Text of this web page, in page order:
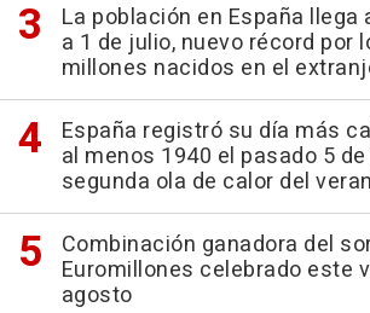
La población en España llega
a 1 de julio, nuevo récord por
millones nacidos en el
España registró su día más
al menos 1940 el pasado 5
segunda ola de calor del
Combinación ganadora del
Euromillones celebrado este
agosto